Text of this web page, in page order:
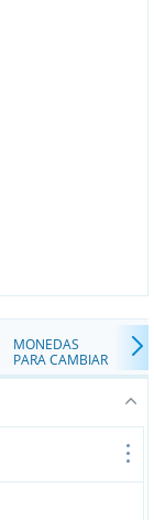
MONEDAS
PARA CAMBIAR